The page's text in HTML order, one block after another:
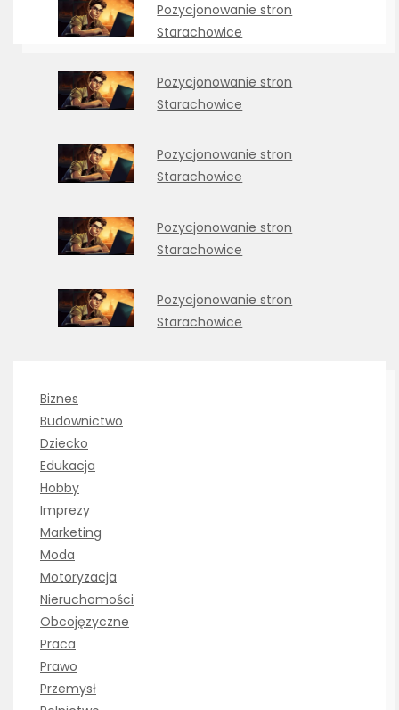
Pozycjonowanie stron
Starachowice
Pozycjonowanie stron
Starachowice
Pozycjonowanie stron
Starachowice
Pozycjonowanie stron
Starachowice
Pozycjonowanie stron
Starachowice
Biznes
Budownictwo
Dziecko
Edukacja
Hobby
Imprezy
Marketing
Moda
Motoryzacja
Nieruchomości
Obcojęzyczne
Praca
Prawo
Przemysł